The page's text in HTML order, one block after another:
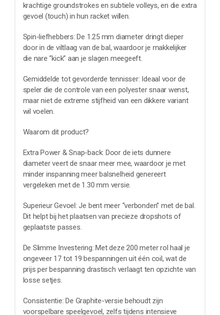
krachtige groundstrokes en subtiele volleys, en die extra
gevoel (touch) in hun racket willen.
Spin-liefhebbers: De 1.25 mm diameter dringt dieper
door in de viltlaag van de bal, waardoor je makkelijker
die nare “kick” aan je slagen meegeeft.
Gemiddelde tot gevorderde tennisser: Ideaal voor de
speler die de controle van een polyester snaar wenst,
maar niet de extreme stijfheid van een dikkere variant
wil voelen.
Waarom dit product?
Extra Power & Snap-back: Door de iets dunnere
diameter veert de snaar meer mee, waardoor je met
minder inspanning meer balsnelheid genereert
vergeleken met de 1.30 mm versie.
Superieur Gevoel: Je bent meer “verbonden” met de bal.
Dit helpt bij het plaatsen van precieze dropshots of
geplaatste passes.
De Slimme Investering: Met deze 200 meter rol haal je
ongeveer 17 tot 19 bespanningen uit één coil, wat de
prijs per bespanning drastisch verlaagt ten opzichte van
losse setjes.
Consistentie: De Graphite-versie behoudt zijn
voorspelbare speelgevoel, zelfs tijdens intensieve